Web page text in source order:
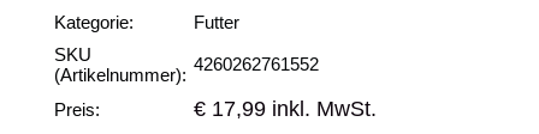
Kategorie:
Futter
SKU
(Artikelnummer):
4260262761552
Preis: € 17,99 inkl. MwSt.